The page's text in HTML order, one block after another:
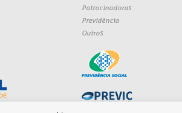
Patrocinadoras
Previdência
Outros